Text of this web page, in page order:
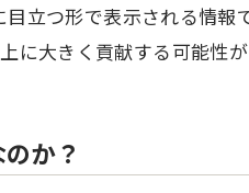
立つ形で表示される情報
に大きく貢献する可能性
か？